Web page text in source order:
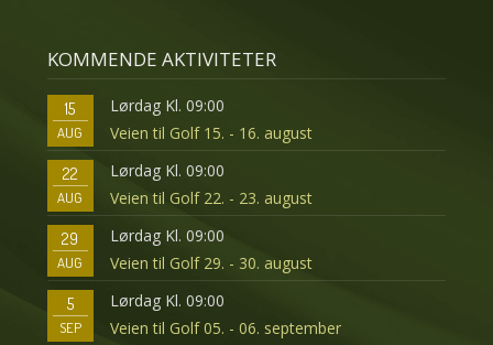
KOMMENDE AKTIVITETER
15
AUG
Lørdag Kl. 09:00
Veien til Golf 15. - 16. august
22
AUG
Lørdag Kl. 09:00
Veien til Golf 22. - 23. august
29
AUG
Lørdag Kl. 09:00
Veien til Golf 29. - 30. august
5
SEP
Lørdag Kl. 09:00
Veien til Golf 05. - 06. september